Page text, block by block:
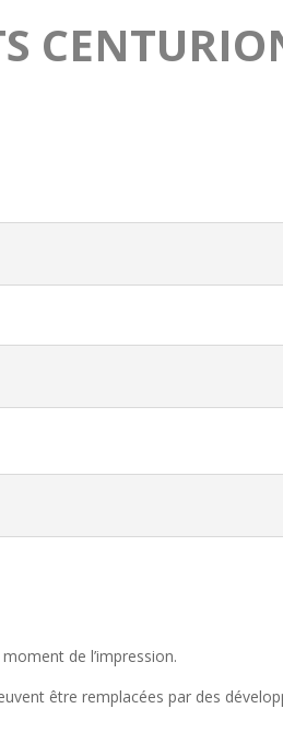
de l’impression.
être remplacées par des